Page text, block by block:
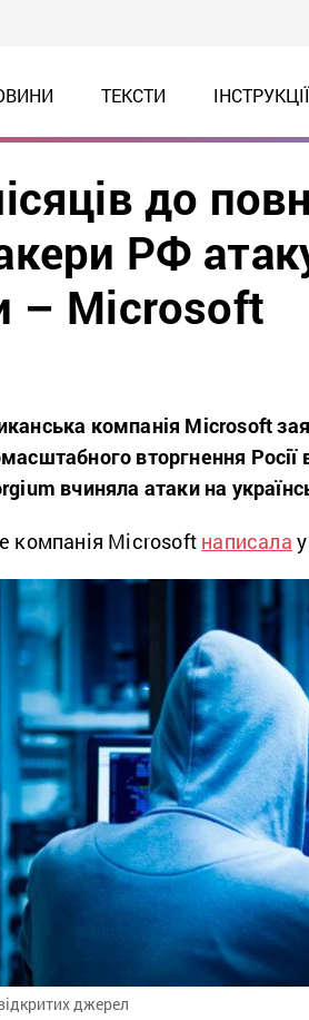
ТЕКСТИ ІНСТРУКЦІЇ
до
РФ
– Microsoft
компанія Microsoft
вторгнення Росії
вчиняла атаки на
компанія Microsoft написала
джерел